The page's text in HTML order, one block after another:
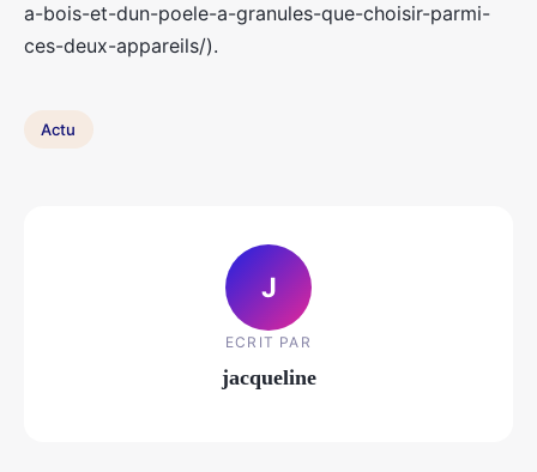
a-bois-et-dun-poele-a-granules-que-choisir-parmi-
ces-deux-appareils/).
Actu
J
ECRIT PAR
jacqueline